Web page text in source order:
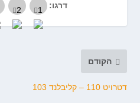
דרגו:
הקודם
דטרויט 110 – קליבלנד 103